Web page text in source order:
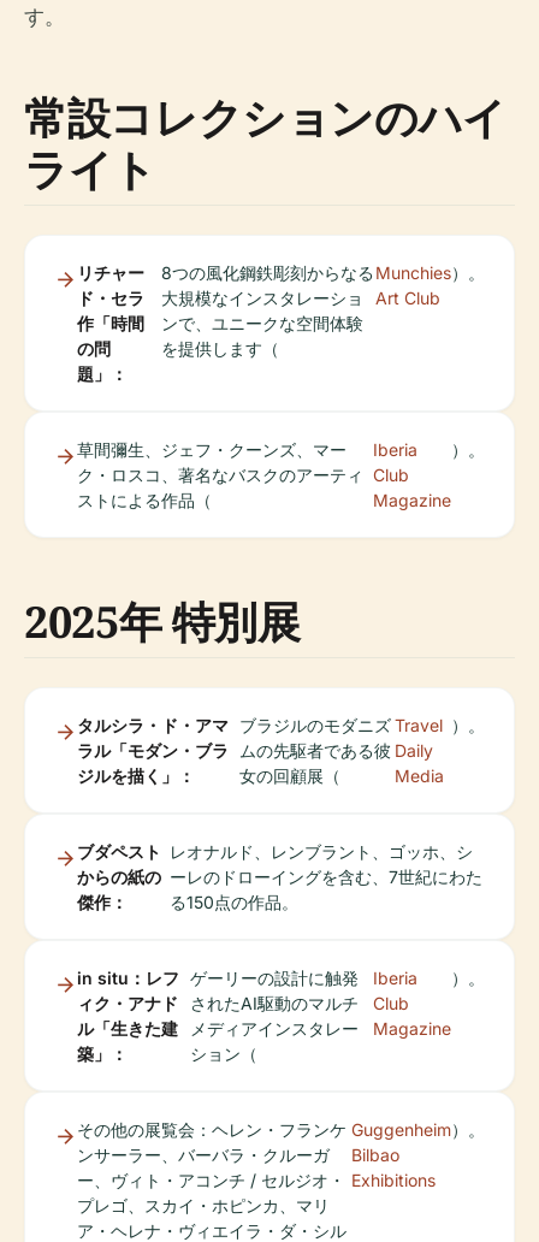
す。
常設コレクションのハイ
ライト
リチャー
ド・セラ
作「時間
の問
題」：
8つの風化鋼鉄彫刻からなる
大規模なインスタレーショ
ンで、ユニークな空間体験
を提供します（
Munchies
Art Club
）。
草間彌生、ジェフ・クーンズ、マー
ク・ロスコ、著名なバスクのアーティ
ストによる作品（
Iberia
Club
Magazine
）。
2025年 特別展
タルシラ・ド・アマ
ラル「モダン・ブラ
ジルを描く」：
ブラジルのモダニズ
ムの先駆者である彼
女の回顧展（
Travel
Daily
Media
）。
ブダペスト
からの紙の
傑作：
レオナルド、レンブラント、ゴッホ、シ
ーレのドローイングを含む、7世紀にわた
る150点の作品。
in situ：レフ
ィク・アナド
ル「生きた建
築」：
ゲーリーの設計に触発
されたAI駆動のマルチ
メディアインスタレー
ション（
Iberia
Club
Magazine
）。
その他の展覧会：ヘレン・フランケ
ンサーラー、バーバラ・クルーガ
ー、ヴィト・アコンチ / セルジオ・
プレゴ、スカイ・ホピンカ、マリ
ア・ヘレナ・ヴィエイラ・ダ・シル
Guggenheim
Bilbao
Exhibitions
）。